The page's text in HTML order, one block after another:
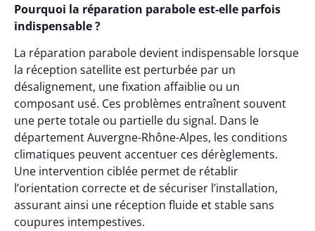
Pourquoi la réparation parabole est-elle parfois
indispensable ?
La réparation parabole devient indispensable lorsque
la réception satellite est perturbée par un
désalignement, une fixation affaiblie ou un
composant usé. Ces problèmes entraînent souvent
une perte totale ou partielle du signal. Dans le
département Auvergne-Rhône-Alpes, les conditions
climatiques peuvent accentuer ces dérèglements.
Une intervention ciblée permet de rétablir
l’orientation correcte et de sécuriser l’installation,
assurant ainsi une réception fluide et stable sans
coupures intempestives.